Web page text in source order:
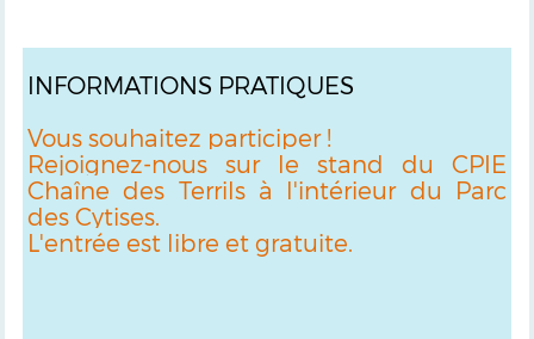
INFORMATIONS PRATIQUES
Vous souhaitez participer !
Rejoignez-nous sur le stand du CPIE
Chaîne des Terrils à l'intérieur du Parc
des Cytises.
L'entrée est libre et gratuite.